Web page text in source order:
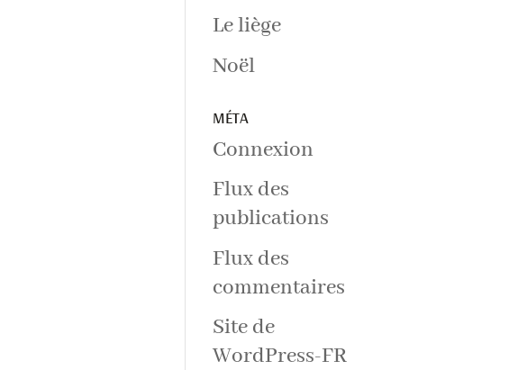
Le liège
Noël
MÉTA
Connexion
Flux des
publications
Flux des
commentaires
Site de
WordPress-FR